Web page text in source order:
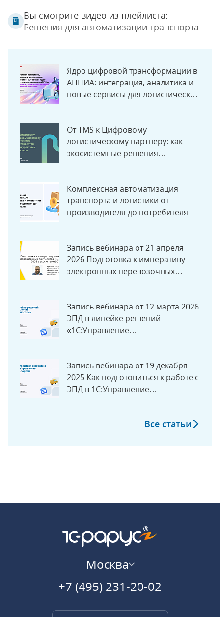
Вы смотрите видео из плейлиста:
Решения для автоматизации транспорта
Ядро цифровой трансформации в
АППИА: интеграция, аналитика и
новые сервисы для логистической
От TMS к Цифровому
логистическому партнеру: как
экосистемные решения
Комплексная автоматизация
транспорта и логистики от
производителя до потребителя
Запись вебинара от 21 апреля
2026 Подготовка к императиву
электронных перевозочных
документов с 1 сентября 2026 в
Запись вебинара от 12 марта 2026
ЭПД в линейке решений
«1С:Управление
Запись вебинара от 19 декабря
2025 Как подготовиться к работе с
ЭПД в 1С:Управление
Все статьи
Москва
+7 (495) 231-20-02